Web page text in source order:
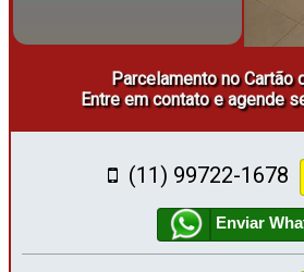
Parcelamento no Cartão
Entre em contato e agende
(11) 99722-1678
Enviar